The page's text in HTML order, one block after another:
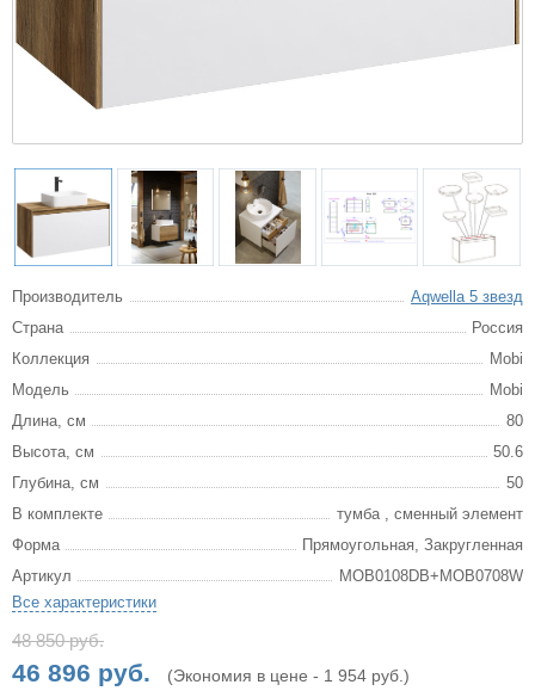
Производитель
Aqwella 5 звезд
Страна
Россия
Коллекция
Mobi
Модель
Mobi
Длина, см
80
Высота, см
50.6
Глубина, см
50
В комплекте
тумба , сменный элемент
Форма
Прямоугольная, Закругленная
Артикул
MOB0108DB+MOB0708W
Все характеристики
48 850 руб.
46 896 руб. (Экономия в цене - 1 954 руб.)